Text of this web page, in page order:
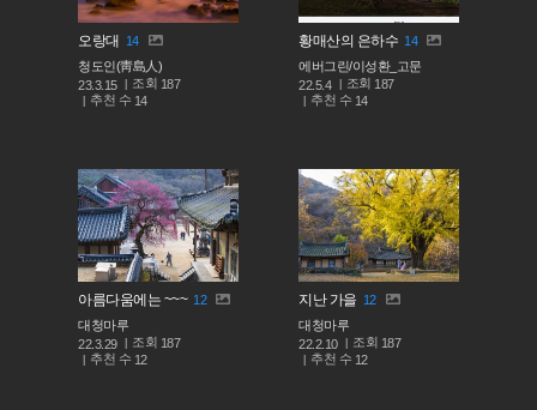
오랑대 14
청도인(靑島人)
23.3.15
조회 187
추천 수 14
황매산의 은하수 14
에버그린/이성환_고문
22.5.4
조회 187
추천 수 14
아름다움에는 ~~~ 12
대청마루
22.3.29
조회 187
추천 수 12
지난 가을 12
대청마루
22.2.10
조회 187
추천 수 12